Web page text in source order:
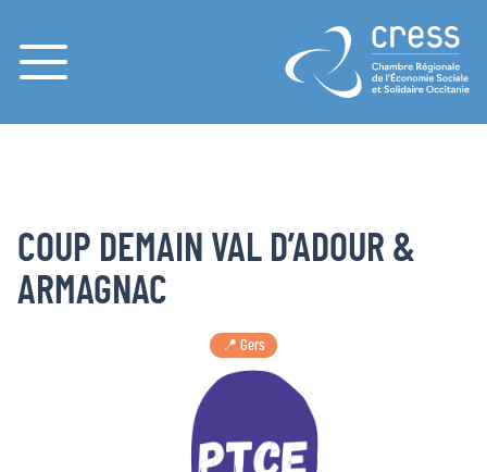
Menu
COUP DEMAIN VAL D’ADOUR &
ARMAGNAC
📍 Gers